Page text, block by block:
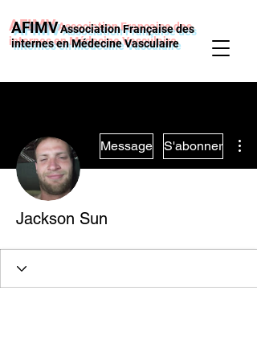
AFIMVAssociation Française des
internes en Médecine Vasculaire
Message S'abonner
Jackson Sun